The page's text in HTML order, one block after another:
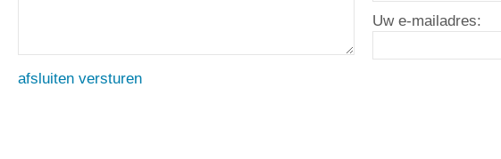
Uw e-mailadres:
afsluiten versturen